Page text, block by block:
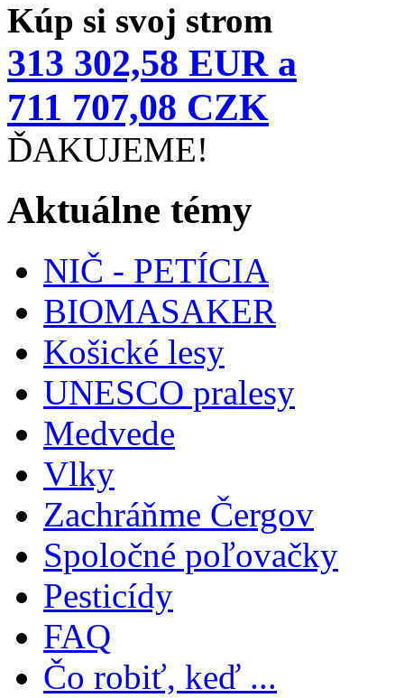
Kúp si svoj strom
313 302,58 EUR a
711 707,08 CZK
ĎAKUJEME!
Aktuálne témy
NIČ - PETÍCIA
BIOMASAKER
Košické lesy
UNESCO pralesy
Medvede
Vlky
Zachráňme Čergov
Spoločné poľovačky
Pesticídy
FAQ
Čo robiť, keď ...